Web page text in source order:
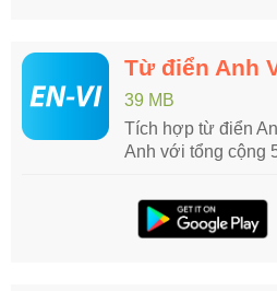
Từ điển Anh
39 MB
Tích hợp từ điển
Anh với tổng cộng